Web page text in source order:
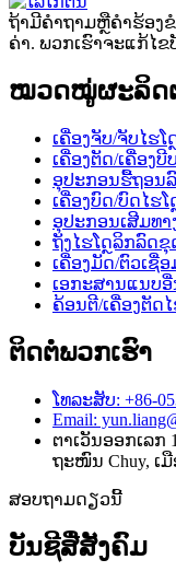
ຖ້າມີຄໍາຖາມຫຼືຄໍາຮ້ອງ
ຄ່າ. ພວກເຮົາຈະແກ້ໄ
ໝວດໝູ່ຜະລິດ
ເຄື່ອງຈັບ/ຈັບໄຮ
ເຄື່ອງຕັດ/ເຄື່ອງ
ອຸປະກອນຮື້ຖອນ
ເຄື່ອງບົດ/ບົດໄຮໂ
ອຸປະກອນເສີມທ
ຖັງໄຮໂດຼລິກລົດຂຸ
ເຄື່ອງມັດ/ຕົວເຊື່
ເອກະສານແນບ
ຄ້ອນຕີ/ເຄື່ອງຕັດ
ຕິດຕໍ່ພວກເຮົາ
ໂທລະສັບ: +86-
Email:
ຕາເວັນອອກເລກ
ຖະໜົນ Chuy, ເມື
ສອບຖາມດຽວນີ້
ບັນຊີສື່ສັງຄົມ